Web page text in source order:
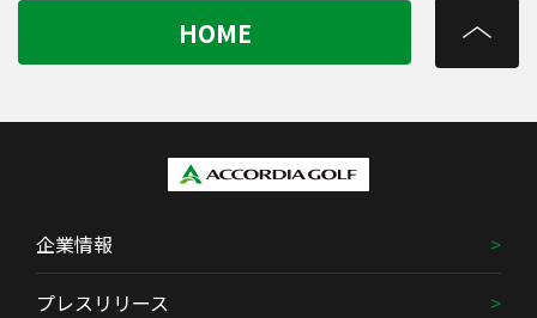
HOME
企業情報
プレスリリース